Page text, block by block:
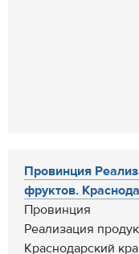
Провинция
фруктов.
Провинция
Реализация
Краснодарский